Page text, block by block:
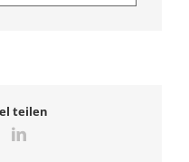
teilen
TwitterLinkedIn